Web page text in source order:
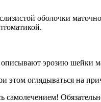
оболочки
эрозию шейки
этом оглядываться на
самолечением!